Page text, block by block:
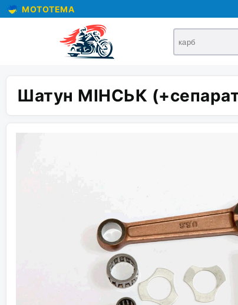
MOTOTEMA
Шатун МІНСЬК